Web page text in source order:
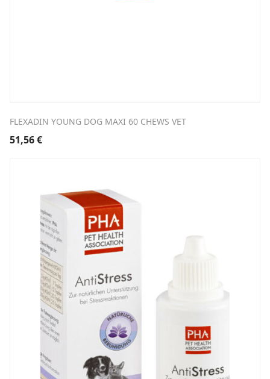
FLEXADIN YOUNG DOG MAXI 60 CHEWS VET
51,56€